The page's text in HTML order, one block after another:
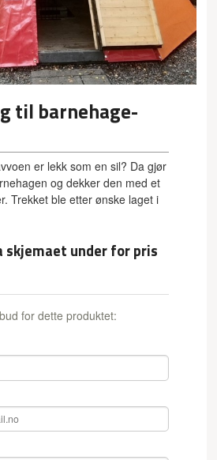
til barnehage-
er lekk som en sil? Da gjør
og dekker den med et
Trekket ble etter ønske laget i
skjemaet under for pris
for dette produktet: